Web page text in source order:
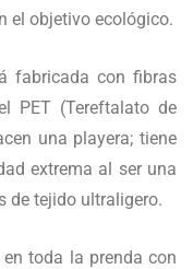
el objetivo ecológico.
fabricada con fibras
PET (Tereftalato de
una playera; tiene
extrema al ser una
de tejido ultraligero.
toda la prenda con